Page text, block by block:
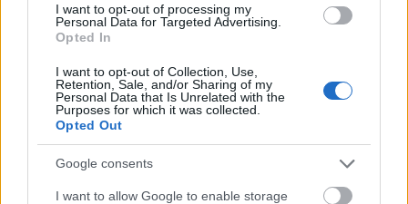
I want to opt-out of processing my
Personal Data for Targeted Advertising.
Opted In
I want to opt-out of Collection, Use,
Retention, Sale, and/or Sharing of my
Personal Data that Is Unrelated with the
Purposes for which it was collected.
Opted Out
Google consents
I want to allow Google to enable storage